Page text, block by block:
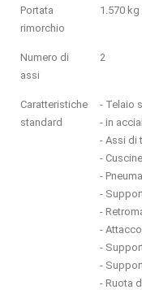
Portata
rimorchio
1.570 kg
Numero di
assi
2
Caratteristiche
standard
- Telaio
- in
- Assi di
-
-
-
-
-
-
-
- Ruota